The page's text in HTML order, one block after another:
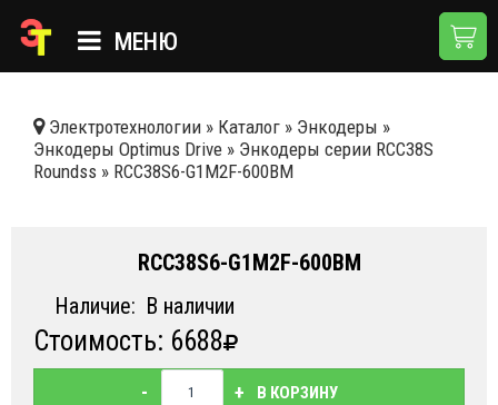
МЕНЮ
КАТАЛОГ
НОВОСТИ
ДОСТАВКА И ОПЛАТА
КОНТАКТЫ
Электротехнологии » Каталог » Энкодеры »
Энкодеры Optimus Drive » Энкодеры серии RCC38S
Roundss » RCC38S6-G1M2F-600BM
RCC38S6-G1M2F-600BM
Наличие: В наличии
Стоимость: 6688
- + В КОРЗИНУ